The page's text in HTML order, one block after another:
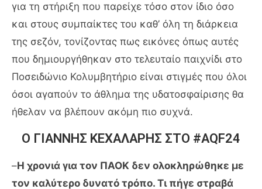
για τη στήριξη που παρείχε τόσο στον ίδιο όσο
και στους συμπαίκτες του καθ’ όλη τη διάρκεια
της σεζόν, τονίζοντας πως εικόνες όπως αυτές
που δημιουργήθηκαν στο τελευταίο παιχνίδι στο
Ποσειδώνιο Κολυμβητήριο είναι στιγμές που όλοι
όσοι αγαπούν το άθλημα της υδατοσφαίρισης θα
ήθελαν να βλέπουν ακόμη πιο συχνά.
Ο ΓΙΑΝΝΗΣ ΚΕΧΑΛΑΡΗΣ ΣΤΟ #AQF24
–Η χρονιά για τον ΠΑΟΚ δεν ολοκληρώθηκε με
τον καλύτερο δυνατό τρόπο. Τι πήγε στραβά